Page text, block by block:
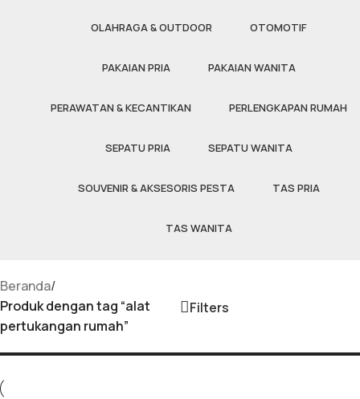
OLAHRAGA & OUTDOOR OTOMOTIF
PAKAIAN PRIA PAKAIAN WANITA
PERAWATAN & KECANTIKAN PERLENGKAPAN RUMAH
SEPATU PRIA SEPATU WANITA
SOUVENIR & AKSESORIS PESTA TAS PRIA
TAS WANITA
Beranda/
Produk dengan tag “alat
pertukangan rumah”
Filters